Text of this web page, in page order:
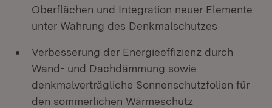
Oberflächen und Integration neuer Elemente
unter Wahrung des Denkmalschutzes
Verbesserung der Energieeffizienz durch
Wand- und Dachdämmung sowie
denkmalverträgliche Sonnenschutzfolien für
den sommerlichen Wärmeschutz